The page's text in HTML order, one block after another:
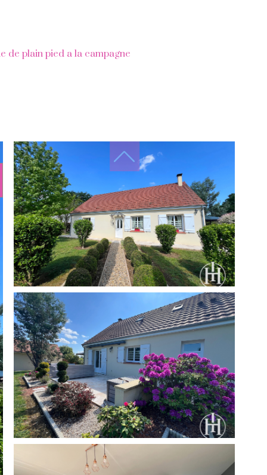
de plain pied a la campagne